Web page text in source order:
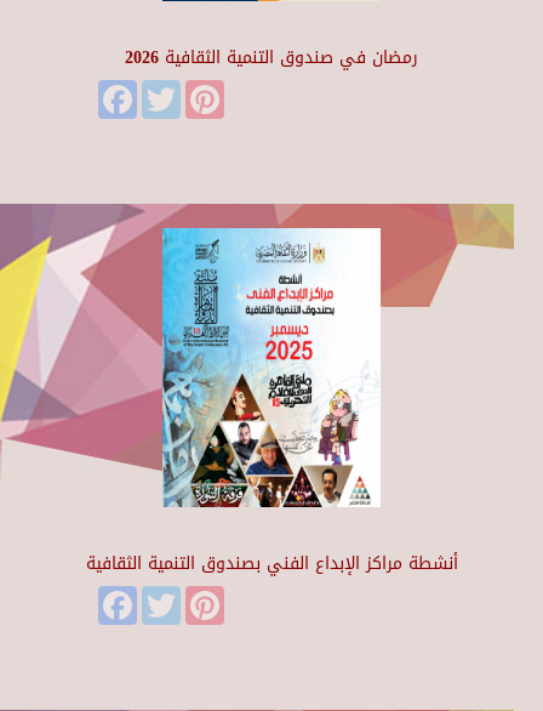
رمضان في صندوق التنمية الثقافية 2026
FacebookTwitter
أنشطة مراكز الإبداع الفني بصندوق التنمية الثقافية
FacebookTwitter